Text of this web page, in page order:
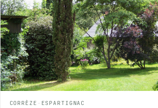
CORRÈZE - ESPARTIGNAC